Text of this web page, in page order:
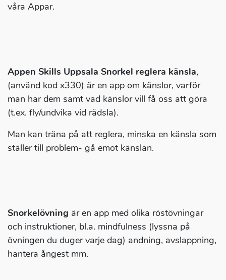
våra Appar.
Appen Skills Uppsala Snorkel reglera känsla,
(använd kod x330) är en app om känslor, varför
man har dem samt vad känslor vill få oss att göra
(t.ex. fly/undvika vid rädsla).
Man kan träna på att reglera, minska en känsla som
ställer till problem- gå emot känslan.
Snorkelövning är en app med olika röstövningar
och instruktioner, bl.a. mindfulness (lyssna på
övningen du duger varje dag) andning, avslappning,
hantera ångest mm.